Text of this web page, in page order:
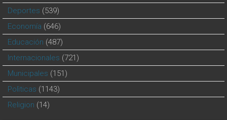
Deportes (539)
Economía (646)
Educación (487)
Internacionales (721)
Municipales (151)
Polìticas (1143)
Religion (14)